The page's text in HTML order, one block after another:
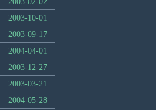
2003-10-01
2003-09-17
2004-04-01
2003-12-27
2003-03-21
2004-05-28